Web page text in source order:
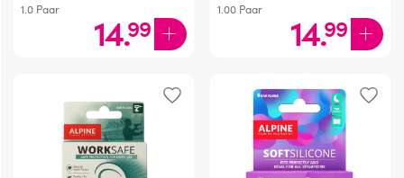
1.0 Paar 14.99
1.00 Paar 14.99